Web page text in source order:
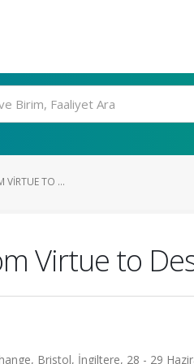
VIRTUE TO ...
Virtue to
Bristol, İngiltere, 28 - 29